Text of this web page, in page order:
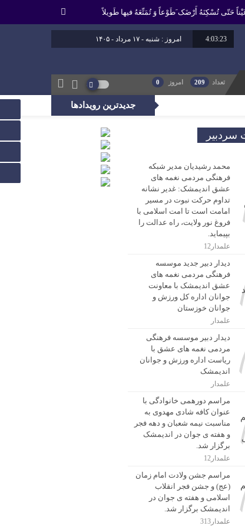
حَتّى تُسْکِنَهُ أَرْضَک َطَوْعاً وَ تُمَتِّعَهُ فیها طَویلاً
4:03:23 امروز : شنبه - ۱۷ مرداد - ۱۴۰۵
برابر با : Saturday - 8 August - 2026
تعداد 209 امروز 0
جدیدترین رویدادها
را بپیماید.
سردبیر
محمد رشیدیان مدیر شبکه
فرهنگی مردمی نغمه های
عشق اندیمشک: غدیر نشانه
تداوم حرکت نبوت در مسیر
امامت است تا امت اسلامی با
فروغ نور ولایت، راه عدالت را
بپیماید.
علمدار12
دیدار دبیر جدید موسسه
فرهنگی مردمی نغمه های
عشق اندیمشک با معاونت
جوانان اداره کل ورزش و
جوانان خوزستان
علمدار
دیدار دبیر موسسه فرهنگی
مردمی نغمه های عشق با
ریاست اداره ورزش و جوانان
اندیمشک
علمدار
مراسم دورهمی خانوادگی با
عنوان کافه شادی مهدوی به
مناسبت نیمه شعبان و دهه فجر
و هفته ی جوان در اندیمشک
برگزار شد.
علمدار12
مراسم جشن ولادت امام زمان
(عج) و جشن فجر انقلاب
اسلامی و هفته ی جوان در
اندیمشک برگزار شد.
علمدار313